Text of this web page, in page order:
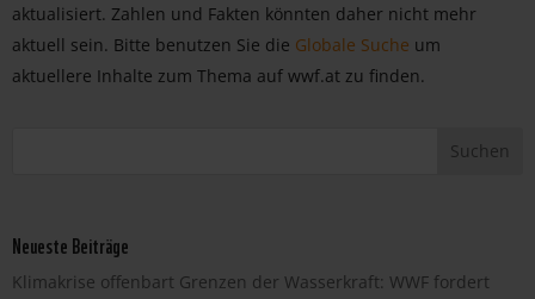
aktualisiert. Zahlen und Fakten könnten daher nicht mehr
aktuell sein. Bitte benutzen Sie die Globale Suche um
aktuellere Inhalte zum Thema auf wwf.at zu finden.
Neueste Beiträge
Klimakrise offenbart Grenzen der Wasserkraft: WWF fordert